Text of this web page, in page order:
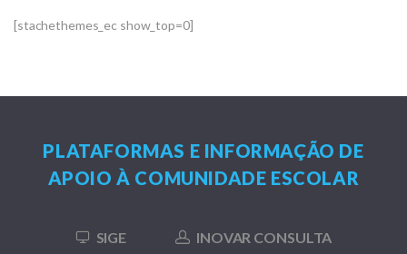
[stachethemes_ec show_top=0]
PLATAFORMAS E INFORMAÇÃO DE
APOIO À COMUNIDADE ESCOLAR
SIGE
INOVAR CONSULTA